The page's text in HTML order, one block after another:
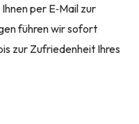
per E‑Mail zur
führen wir sofort
zur Zufriedenheit Ihres